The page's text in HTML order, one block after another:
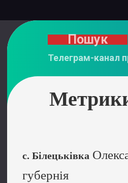
Пошук
Телеграм-канал
с. Білецьківка
губернія